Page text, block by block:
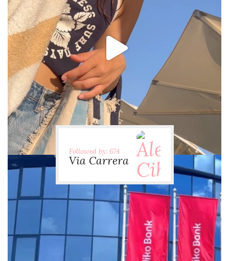
Followed by: 674
Via Carrera
via.carrera
Jul 31
via.carrera